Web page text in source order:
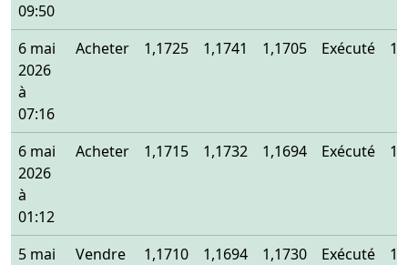
09:50
6 mai
2026
à
07:16
Acheter 1,1725 1,1741 1,1705 Exécuté
6 mai
2026
à
01:12
Acheter 1,1715 1,1732 1,1694 Exécuté
5 mai
Vendre 1,1710 1,1694 1,1730 Exécuté